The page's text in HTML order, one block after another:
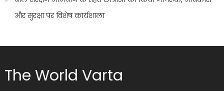
और सुरक्षा पर विशेष कार्यशाला
The World Varta